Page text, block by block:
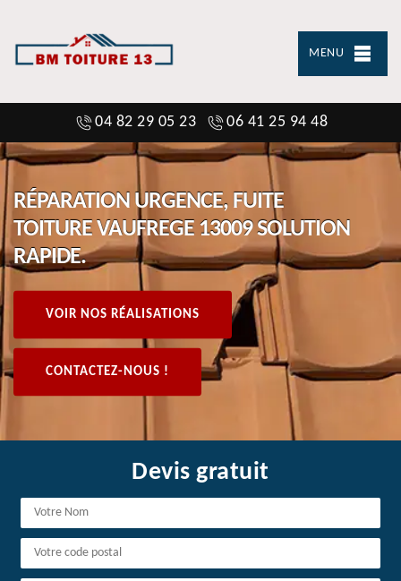
MENU
04 82 29 05 23 06 41 25 94 48
RÉPARATION URGENCE, FUITE
TOITURE VAUFREGE 13009 SOLUTION
RAPIDE.
VOIR NOS RÉALISATIONS
CONTACTEZ-NOUS !
Devis gratuit